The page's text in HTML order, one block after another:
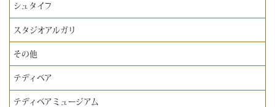
シュタイフ
スタジオアルガリ
その他
テディベア
テディベアミュージアム